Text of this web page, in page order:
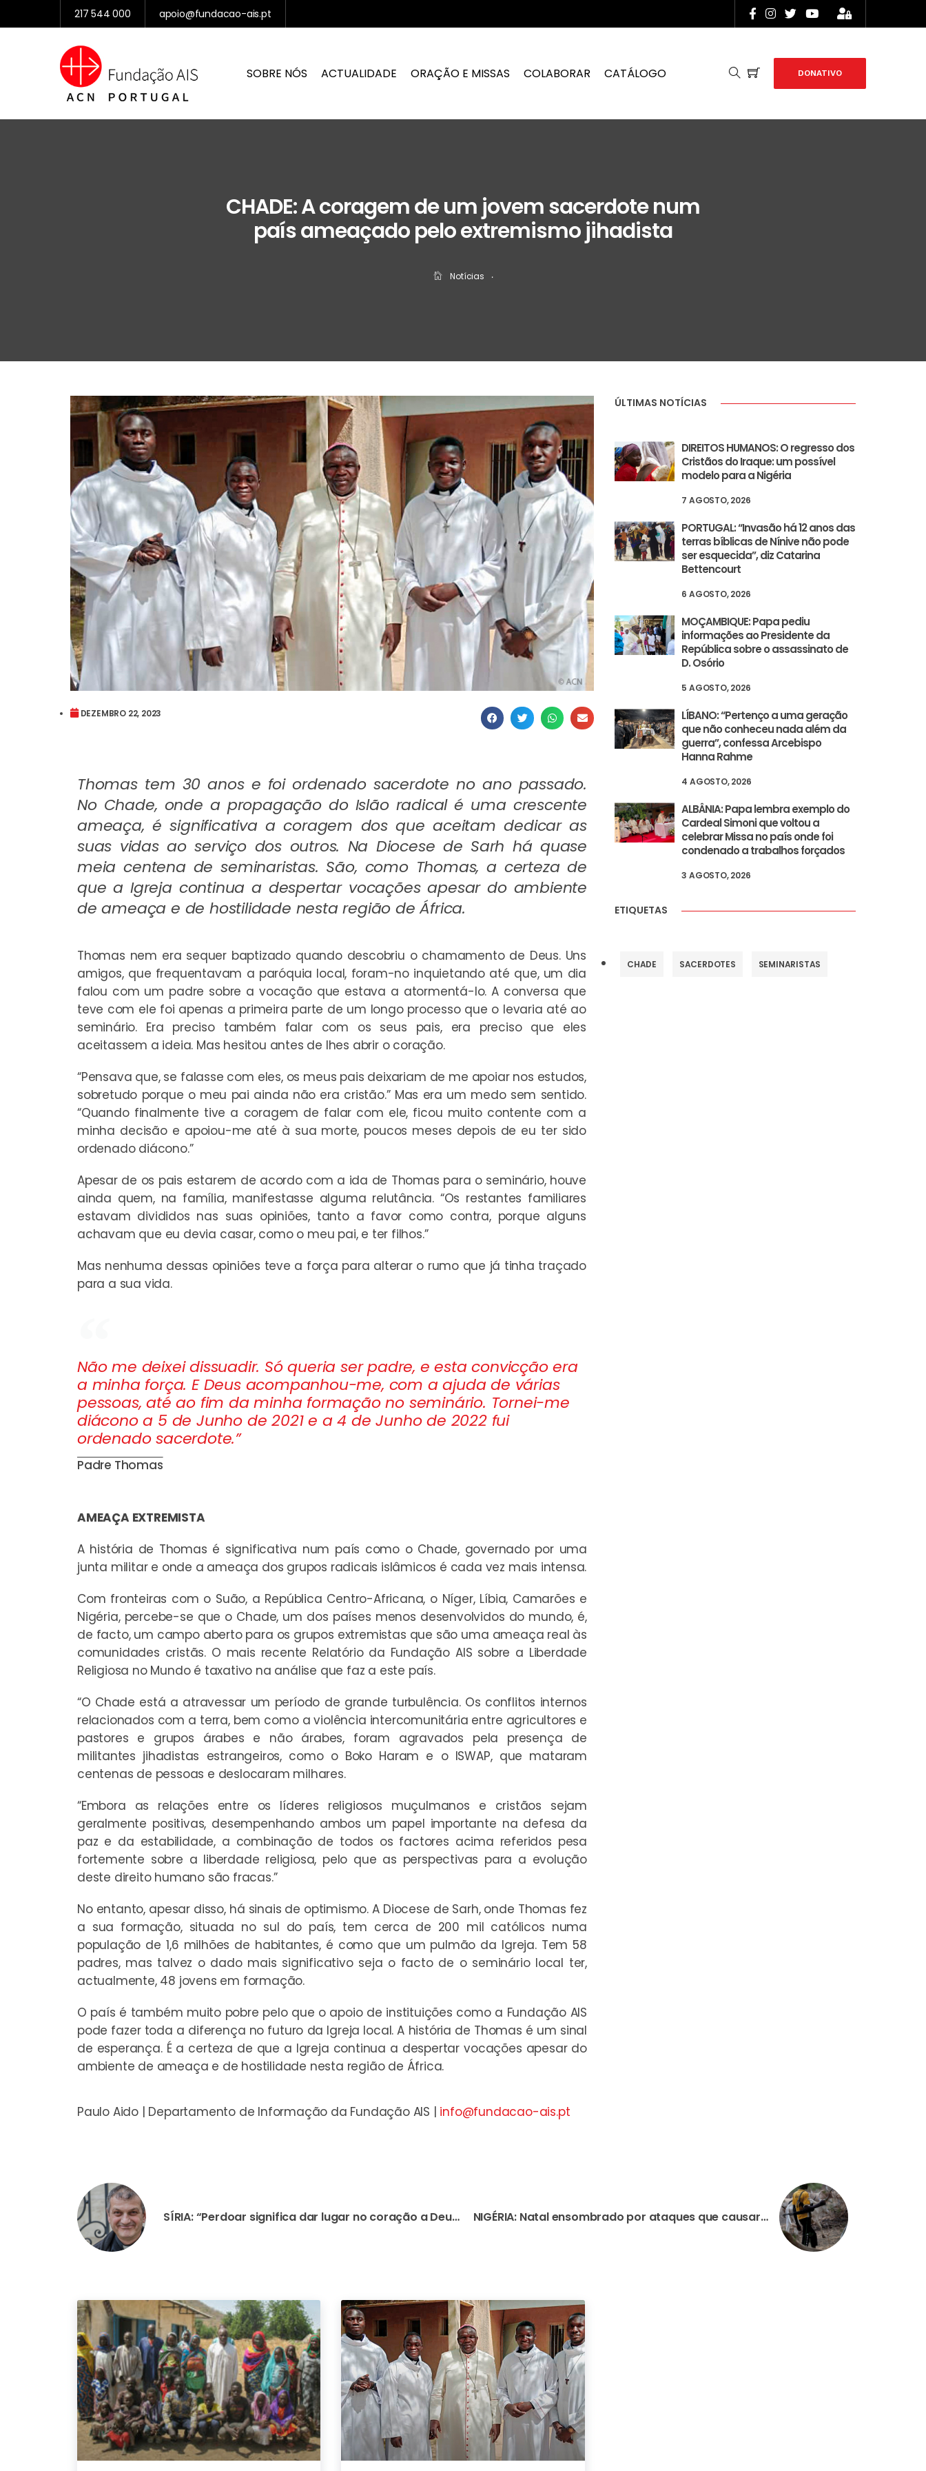
217 544 000 apoio@fundacao-ais.pt
SOBRE NÓS ACTUALIDADE ORAÇÃO E MISSAS COLABORAR CATÁLOGO DONATIVO
CHADE: A coragem de um jovem sacerdote num
país ameaçado pelo extremismo jihadista
Notícias ‧
DEZEMBRO 22, 2023
Thomas tem 30 anos e foi ordenado sacerdote no ano passado.
No Chade, onde a propagação do Islão radical é uma crescente
ameaça, é significativa a coragem dos que aceitam dedicar as
suas vidas ao serviço dos outros. Na Diocese de Sarh há quase
meia centena de seminaristas. São, como Thomas, a certeza de
que a Igreja continua a despertar vocações apesar do ambiente
de ameaça e de hostilidade nesta região de África.
Thomas nem era sequer baptizado quando descobriu o chamamento de Deus. Uns
amigos, que frequentavam a paróquia local, foram-no inquietando até que, um dia
falou com um padre sobre a vocação que estava a atormentá-lo. A conversa que
teve com ele foi apenas a primeira parte de um longo processo que o levaria até ao
seminário. Era preciso também falar com os seus pais, era preciso que eles
aceitassem a ideia. Mas hesitou antes de lhes abrir o coração.
“Pensava que, se falasse com eles, os meus pais deixariam de me apoiar nos estudos,
sobretudo porque o meu pai ainda não era cristão.” Mas era um medo sem sentido.
“Quando finalmente tive a coragem de falar com ele, ficou muito contente com a
minha decisão e apoiou-me até à sua morte, poucos meses depois de eu ter sido
ordenado diácono.”
Apesar de os pais estarem de acordo com a ida de Thomas para o seminário, houve
ainda quem, na família, manifestasse alguma relutância. “Os restantes familiares
estavam divididos nas suas opiniões, tanto a favor como contra, porque alguns
achavam que eu devia casar, como o meu pai, e ter filhos.”
Mas nenhuma dessas opiniões teve a força para alterar o rumo que já tinha traçado
para a sua vida.
Não me deixei dissuadir. Só queria ser padre, e esta convicção era
a minha força. E Deus acompanhou-me, com a ajuda de várias
pessoas, até ao fim da minha formação no seminário. Tornei-me
diácono a 5 de Junho de 2021 e a 4 de Junho de 2022 fui
ordenado sacerdote.”
Padre Thomas
AMEAÇA EXTREMISTA
A história de Thomas é significativa num país como o Chade, governado por uma
junta militar e onde a ameaça dos grupos radicais islâmicos é cada vez mais intensa.
Com fronteiras com o Suão, a República Centro-Africana, o Níger, Líbia, Camarões e
Nigéria, percebe-se que o Chade, um dos países menos desenvolvidos do mundo, é,
de facto, um campo aberto para os grupos extremistas que são uma ameaça real às
comunidades cristãs. O mais recente Relatório da Fundação AIS sobre a Liberdade
Religiosa no Mundoé taxativo na análise que faz a este país.
“O Chade está a atravessar um período de grande turbulência. Os conflitos internos
relacionados com a terra, bem como a violência intercomunitária entre agricultores e
pastores e grupos árabes e não árabes, foram agravados pela presença de
militantes jihadistas estrangeiros, como o Boko Haram e o ISWAP, que mataram
centenas de pessoas e deslocaram milhares.
“Embora as relações entre os líderes religiosos muçulmanos e cristãos sejam
geralmente positivas, desempenhando ambos um papel importante na defesa da
paz e da estabilidade, a combinação de todos os factores acima referidos pesa
fortemente sobre a liberdade religiosa, pelo que as perspectivas para a evolução
deste direito humano são fracas.”
No entanto, apesar disso, há sinais de optimismo. A Diocese de Sarh, onde Thomas fez
a sua formação, situada no sul do país, tem cerca de 200 mil católicos numa
população de 1,6 milhões de habitantes, é como que um pulmão da Igreja. Tem 58
padres, mas talvez o dado mais significativo seja o facto de o seminário local ter,
actualmente, 48 jovens em formação.
O país é também muito pobre pelo que o apoio de instituições como a Fundação AIS
pode fazer toda a diferença no futuro da Igreja local. A história de Thomas é um sinal
de esperança. É a certeza de que a Igreja continua a despertar vocações apesar do
ambiente de ameaça e de hostilidade nesta região de África.
Paulo Aido | Departamento de Informação da Fundação AIS | info@fundacao-ais.pt
ÚLTIMAS NOTÍCIAS
DIREITOS HUMANOS: O regresso dos
Cristãos do Iraque: um possível
modelo para a Nigéria
7 AGOSTO, 2026
PORTUGAL: “Invasão há 12 anos das
terras bíblicas de Nínive não pode
ser esquecida”, diz Catarina
Bettencourt
6 AGOSTO, 2026
MOÇAMBIQUE: Papa pediu
informações ao Presidente da
República sobre o assassinato de
D. Osório
5 AGOSTO, 2026
LÍBANO: “Pertenço a uma geração
que não conheceu nada além da
guerra”, confessa Arcebispo
Hanna Rahme
4 AGOSTO, 2026
ALBÂNIA: Papa lembra exemplo do
Cardeal Simoni que voltou a
celebrar Missa no país onde foi
condenado a trabalhos forçados
3 AGOSTO, 2026
ETIQUETAS
CHADE SACERDOTES SEMINARISTAS
SÍRIA: “Perdoar significa dar lugar no coração a Deus”, diz D. Jacques Mourad, sobre o tempo em que esteve em cativeiro NIGÉRIA: Natal ensombrado por ataques que causaram mais de 400 vítimas entre mortos e feridos